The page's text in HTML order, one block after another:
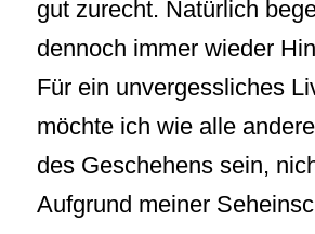
gut zurecht. Natürlich
dennoch immer wieder
Für ein unvergessliches
möchte ich wie alle
des Geschehens sein,
Aufgrund meiner